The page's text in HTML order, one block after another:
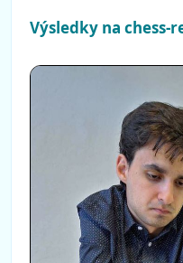
Výsledky na chess-